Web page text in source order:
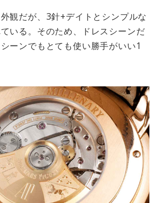
観だが、3針+デイトとシンプルな
いる。そのため、ドレスシーンだ
ーンでもとても使い勝手がいい1